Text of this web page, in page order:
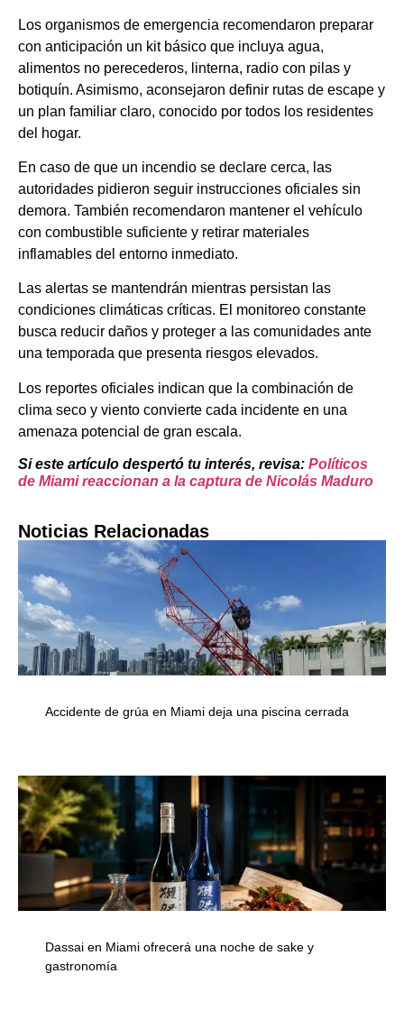
Los organismos de emergencia recomendaron preparar
con anticipación un kit básico que incluya agua,
alimentos no perecederos, linterna, radio con pilas y
botiquín. Asimismo, aconsejaron definir rutas de escape y
un plan familiar claro, conocido por todos los residentes
del hogar.
En caso de que un incendio se declare cerca, las
autoridades pidieron seguir instrucciones oficiales sin
demora. También recomendaron mantener el vehículo
con combustible suficiente y retirar materiales
inflamables del entorno inmediato.
Las alertas se mantendrán mientras persistan las
condiciones climáticas críticas. El monitoreo constante
busca reducir daños y proteger a las comunidades ante
una temporada que presenta riesgos elevados.
Los reportes oficiales indican que la combinación de
clima seco y viento convierte cada incidente en una
amenaza potencial de gran escala.
Si este artículo despertó tu interés, revisa: Políticos
de Miami reaccionan a la captura de Nicolás Maduro
Noticias Relacionadas
Accidente de grúa en Miami deja una piscina cerrada
Dassai en Miami ofrecerá una noche de sake y
gastronomía